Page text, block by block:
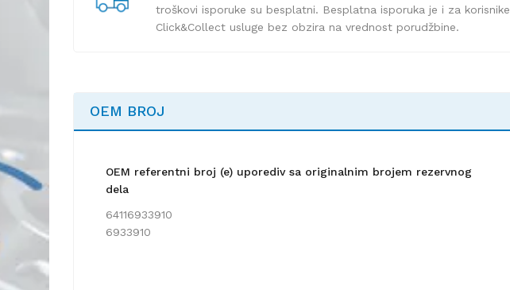
troškovi isporuke su besplatni. Besplatna isporuka je i za korisnike
Click&Collect usluge bez obzira na vrednost porudžbine.
OEM BROJ
OEM referentni broj (e) uporediv sa originalnim brojem rezervnog
dela
64116933910
6933910